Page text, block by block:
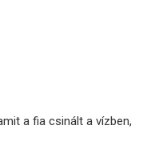
a fia csinált a vízben,